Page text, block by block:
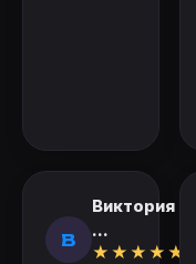
В
Виктория
...
★ ★ ★ ★ ★